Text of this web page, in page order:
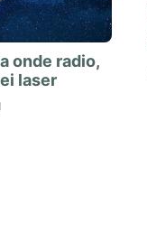
onde radio,
laser